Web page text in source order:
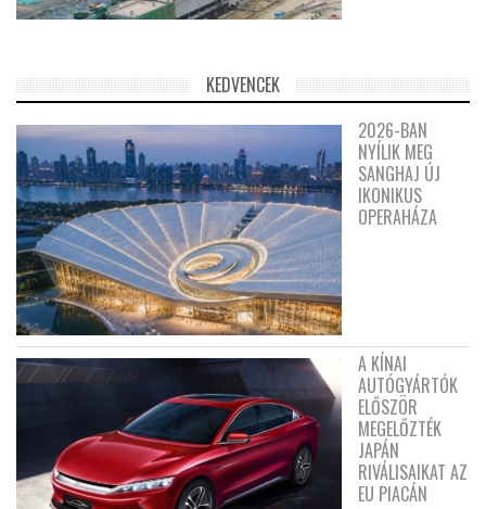
KEDVENCEK
2026-BAN
NYÍLIK MEG
SANGHAJ ÚJ
IKONIKUS
OPERAHÁZA
A KÍNAI
AUTÓGYÁRTÓK
ELŐSZÖR
MEGELŐZTÉK
JAPÁN
RIVÁLISAIKAT AZ
EU PIACÁN